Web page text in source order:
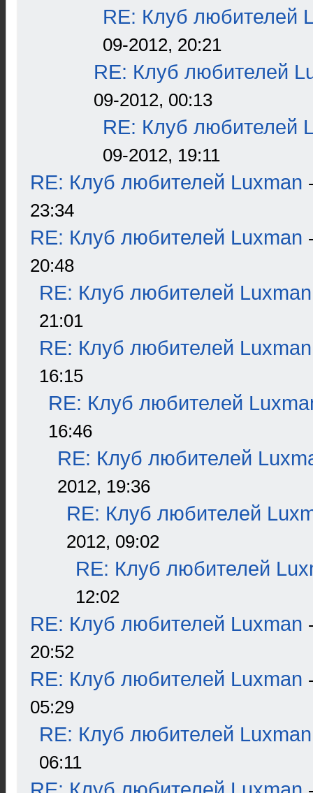
RE: Клуб любителей
09-2012, 20:21
RE: Клуб любителей
09-2012, 00:13
RE: Клуб любителей
09-2012, 19:11
RE: Клуб любителей Luxman
23:34
RE: Клуб любителей Luxman
20:48
RE: Клуб любителей Luxman
21:01
RE: Клуб любителей Luxman
16:15
RE: Клуб любителей
16:46
RE: Клуб любителей
2012, 19:36
RE: Клуб любителей
2012, 09:02
RE: Клуб любителей
12:02
RE: Клуб любителей Luxman
20:52
RE: Клуб любителей Luxman
05:29
RE: Клуб любителей Luxman
06:11